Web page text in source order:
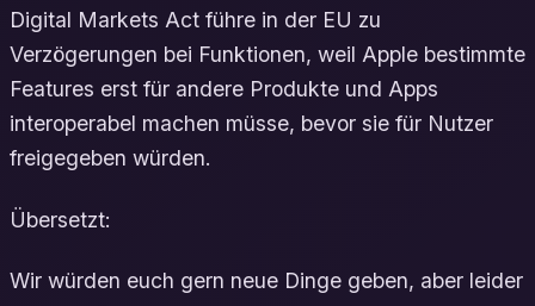
Digital Markets Act führe in der EU zu
Verzögerungen bei Funktionen, weil Apple bestimmte
Features erst für andere Produkte und Apps
interoperabel machen müsse, bevor sie für Nutzer
freigegeben würden.
Übersetzt:
Wir würden euch gern neue Dinge geben, aber leider